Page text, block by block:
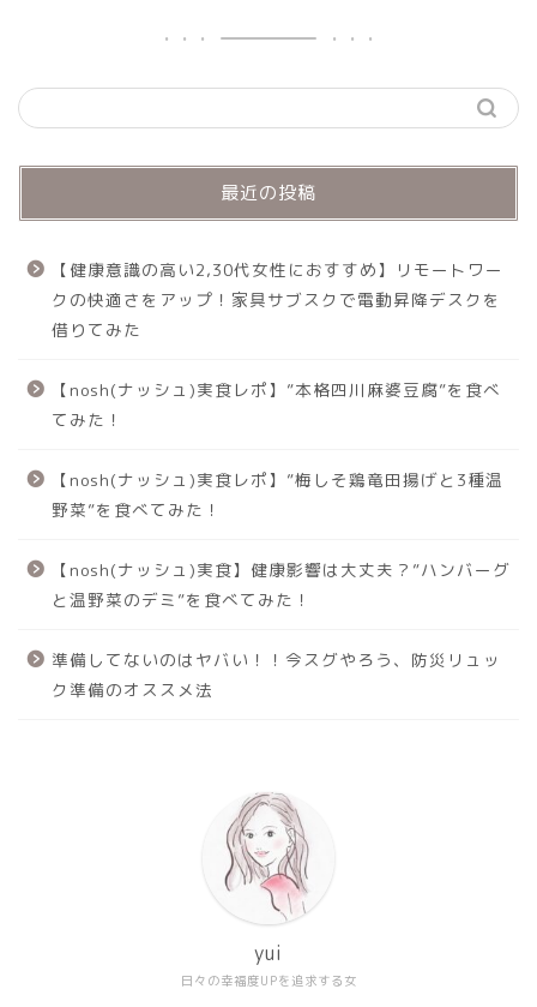
最近の投稿
【健康意識の高い2,30代女性におすすめ】リモートワー
クの快適さをアップ！家具サブスクで電動昇降デスクを
借りてみた
【nosh(ナッシュ)実食レポ】”本格四川麻婆豆腐”を食べ
てみた！
【nosh(ナッシュ)実食レポ】”梅しそ鶏竜田揚げと3種温
野菜”を食べてみた！
【nosh(ナッシュ)実食】健康影響は大丈夫？”ハンバーグ
と温野菜のデミ”を食べてみた！
準備してないのはヤバい！！今スグやろう、防災リュッ
ク準備のオススメ法
日々の幸福度UPを追求する女
yui